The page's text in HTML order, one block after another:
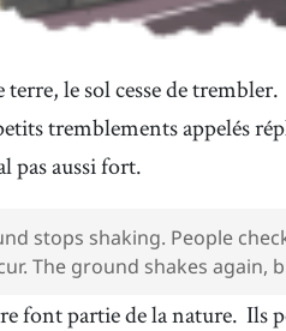
le sol cesse de trembler.
tremblements appelés
pas aussi fort.
stops shaking. People
The ground shakes again,
font partie de la nature. Ils